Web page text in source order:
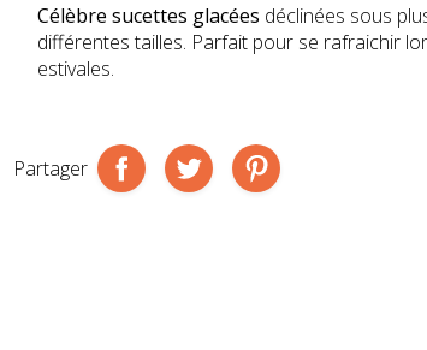
Célèbre sucettes glacées déclinées sous
différentes tailles. Parfait pour se rafraichir
estivales.
Partager